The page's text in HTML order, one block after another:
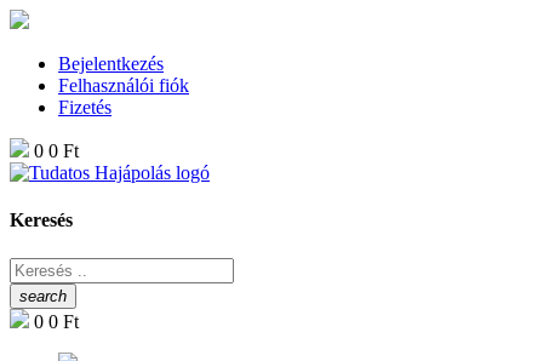
Bejelentkezés
Felhasználói fiók
Fizetés
0 0 Ft
Keresés
search
0 0 Ft